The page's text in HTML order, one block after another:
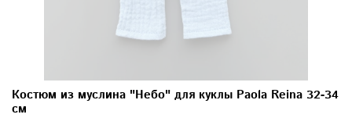
Костюм из муслина "Небо" для куклы Paola Reina 32-34
см